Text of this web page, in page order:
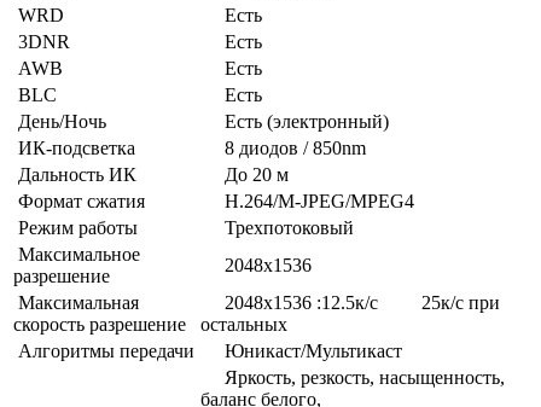
WRD
Есть
3DNR
Есть
AWB
Есть
BLC
Есть
День/Ночь
Есть (электронный)
ИК-подсветка
8 диодов / 850nm
Дальность ИК
До 20 м
Формат сжатия
H.264/M-JPEG/MPEG4
Режим работы
Трехпотоковый
Максимальное
разрешение
2048х1536
Максимальная
скорость разрешение
2048х1536 :12.5к/с 25к/с при
остальных
Алгоритмы передачи
Юникаст/Мультикаст
Яркость, резкость, насыщенность,
баланс белого,